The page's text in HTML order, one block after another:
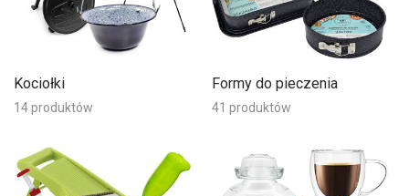
Kociołki
14 produktów
Formy do pieczenia
41 produktów